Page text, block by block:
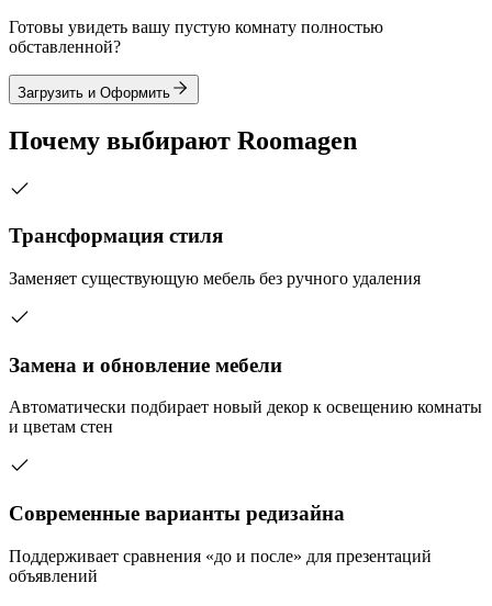
Готовы увидеть вашу пустую комнату полностью
обставленной?
Загрузить и Оформить
Почему выбирают Roomagen
Трансформация стиля
Заменяет существующую мебель без ручного удаления
Замена и обновление мебели
Автоматически подбирает новый декор к освещению комнаты
и цветам стен
Современные варианты редизайна
Поддерживает сравнения «до и после» для презентаций
объявлений